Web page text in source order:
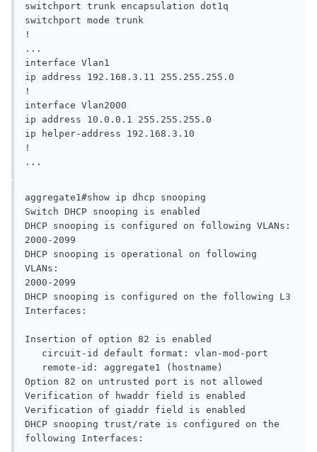
switchport trunk encapsulation dot1q
switchport mode trunk
!
...
interface Vlan1
ip address 192.168.3.11 255.255.255.0
!
interface Vlan2000
ip address 10.0.0.1 255.255.255.0
ip helper-address 192.168.3.10
!
...
aggregate1#show ip dhcp snooping
Switch DHCP snooping is enabled
DHCP snooping is configured on following VLANs:
2000-2099
DHCP snooping is operational on following
VLANs:
2000-2099
DHCP snooping is configured on the following L3
Interfaces:
Insertion of option 82 is enabled
circuit-id default format: vlan-mod-port
remote-id: aggregate1 (hostname)
Option 82 on untrusted port is not allowed
Verification of hwaddr field is enabled
Verification of giaddr field is enabled
DHCP snooping trust/rate is configured on the
following Interfaces: